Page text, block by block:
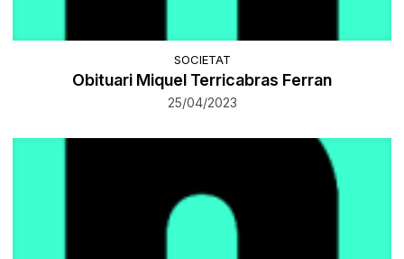
SOCIETAT
Obituari Miquel Terricabras Ferran
25/04/2023